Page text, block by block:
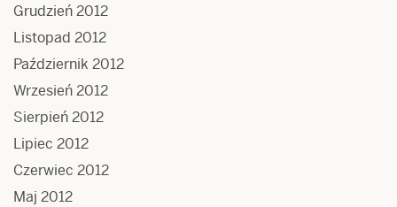
Grudzień 2012
Listopad 2012
Październik 2012
Wrzesień 2012
Sierpień 2012
Lipiec 2012
Czerwiec 2012
Maj 2012